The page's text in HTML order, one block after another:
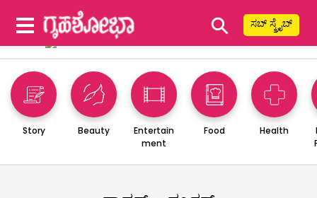
⚲ ಸಬ್ ಸ್ಕ್ರೈಬ್
Story Beauty
Entertain
ment
Food Health